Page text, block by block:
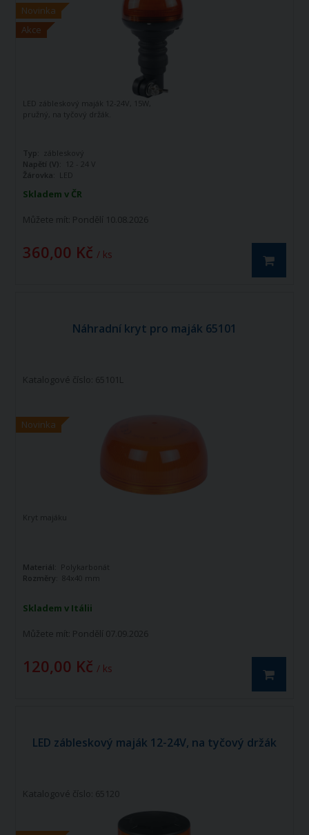
Novinka
Akce
Skladem v ČR
Můžete mít: Pondělí 10.08.2026
360,00 Kč / ks
LED zábleskový maják 12-24V, 15W,
pružný, na tyčový držák.
Typ: zábleskový
Napětí (V):
12 - 24 V
Žárovka: LED
Náhradní kryt pro maják 65101
Novinka
Katalogové číslo: 65101L
Skladem v Itálii
Můžete mít: Pondělí 07.09.2026
120,00 Kč / ks
Kryt majáku
Materiál: Polykarbonát
Rozměry:
84x40 mm
LED zábleskový maják 12-24V, na tyčový držák
Katalogové číslo: 65120